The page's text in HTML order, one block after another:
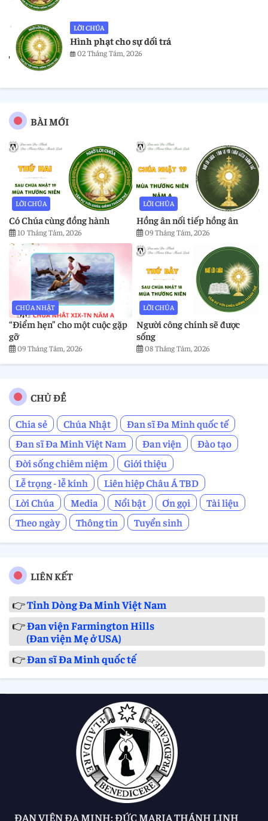
LỜI CHÚA
Hình phạt cho sự dối trá
02 Tháng Tám, 2026
BÀI MỚI
LỜI CHÚA
Có Chúa cùng đồng hành
10 Tháng Tám, 2026
LỜI CHÚA
Hồng ân nối tiếp hồng ân
09 Tháng Tám, 2026
CHÚA NHẬT
“Điểm hẹn” cho một cuộc gặp
gỡ
09 Tháng Tám, 2026
LỜI CHÚA
Người công chính sẽ được
sống
08 Tháng Tám, 2026
CHỦ ĐỀ
Chia sẻ
Chúa Nhật
Đan sĩ Đa Minh quốc tế
Đan sĩ Đa Minh Việt Nam
Đan viện
Đào tạo
Đời sống chiêm niệm
Giới thiệu
Lễ trọng - lễ kính
Liên hiệp Châu Á TBD
Lời Chúa
Media Nổi bật Ơn gọi
Tài liệu
Theo ngày
Thông tin Tuyển sinh
LIÊN KẾT
👉Tỉnh Dòng Đa Minh Việt Nam
👉Đan viện Farmington Hills
(Đan viện Mẹ ở USA)
👉Đan sĩ Đa Minh quốc tế
ĐAN VIỆN ĐA MINH: ĐỨC MARIA THÁNH LINH